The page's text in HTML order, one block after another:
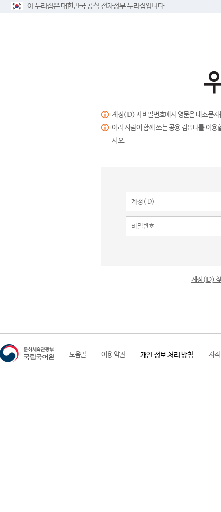
이 누리집은 대한민국 공식 전자정부 누리집입니다.
계정(ID)과 비밀번호에서 영문은 대소문
여러 사람이 함께 쓰는 공용 컴퓨터를 이
시오.
계정(ID)
도움말 이용 약관 개인 정보 처리 방침 저